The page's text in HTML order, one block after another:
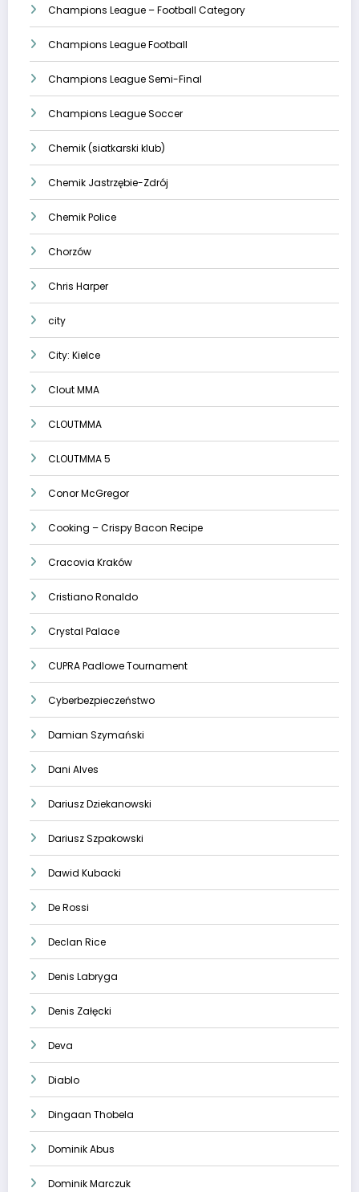
Champions League – Football Category
Champions League Football
Champions League Semi-Final
Champions League Soccer
Chemik (siatkarski klub)
Chemik Jastrzębie-Zdrój
Chemik Police
Chorzów
Chris Harper
city
City: Kielce
Clout MMA
CLOUTMMA
CLOUTMMA 5
Conor McGregor
Cooking – Crispy Bacon Recipe
Cracovia Kraków
Cristiano Ronaldo
Crystal Palace
CUPRA Padlowe Tournament
Cyberbezpieczeństwo
Damian Szymański
Dani Alves
Dariusz Dziekanowski
Dariusz Szpakowski
Dawid Kubacki
De Rossi
Declan Rice
Denis Labryga
Denis Załęcki
Deva
Diablo
Dingaan Thobela
Dominik Abus
Dominik Marczuk